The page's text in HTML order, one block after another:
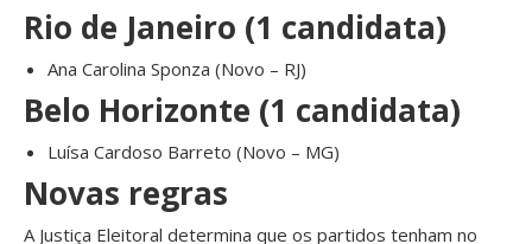
Rio de Janeiro (1 candidata)
Ana Carolina Sponza (Novo – RJ)
Belo Horizonte (1 candidata)
Luísa Cardoso Barreto (Novo – MG)
Novas regras
A Justiça Eleitoral determina que os partidos tenham no